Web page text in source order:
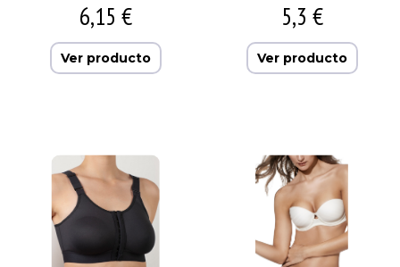
6,15 €
Ver producto
5,3 €
Ver producto